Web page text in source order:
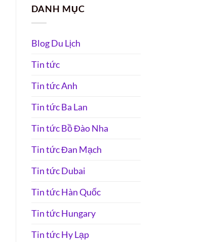
DANH MỤC
Blog Du Lịch
Tin tức
Tin tức Anh
Tin tức Ba Lan
Tin tức Bồ Đào Nha
Tin tức Đan Mạch
Tin tức Dubai
Tin tức Hàn Quốc
Tin tức Hungary
Tin tức Hy Lạp